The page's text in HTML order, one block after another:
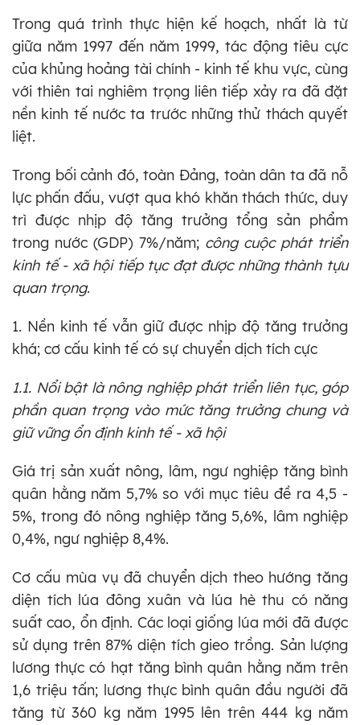
Trong quá trình thực hiện kế hoạch, nhất là từ
giữa năm 1997 đến năm 1999, tác động tiêu cực
của khủng hoảng tài chính - kinh tế khu vực, cùng
với thiên tai nghiêm trọng liên tiếp xảy ra đã đặt
nền kinh tế nước ta trước những thử thách quyết
liệt.
Trong bối cảnh đó, toàn Đảng, toàn dân ta đã nỗ
lực phấn đấu, vượt qua khó khăn thách thức, duy
trì được nhịp độ tăng trưởng tổng sản phẩm
trong nước (GDP) 7%/năm; công cuộc phát triển
kinh tế - xã hội tiếp tục đạt được những thành tựu
quan trọng.
1. Nền kinh tế vẫn giữ được nhịp độ tăng trưởng
khá; cơ cấu kinh tế có sự chuyển dịch tích cực
1.1. Nổi bật là nông nghiệp phát triển liên tục, góp
phần quan trọng vào mức tăng trưởng chung và
giữ vững ổn định kinh tế - xã hội
Giá trị sản xuất nông, lâm, ngư nghiệp tăng bình
quân hằng năm 5,7% so với mục tiêu đề ra 4,5 -
5%, trong đó nông nghiệp tăng 5,6%, lâm nghiệp
0,4%, ngư nghiệp 8,4%.
Cơ cấu mùa vụ đã chuyển dịch theo hướng tăng
diện tích lúa đông xuân và lúa hè thu có năng
suất cao, ổn định. Các loại giống lúa mới đã được
sử dụng trên 87% diện tích gieo trồng. Sản lượng
lương thực có hạt tăng bình quân hằng năm trên
1,6 triệu tấn; lương thực bình quân đầu người đã
tăng từ 360 kg năm 1995 lên trên 444 kg năm